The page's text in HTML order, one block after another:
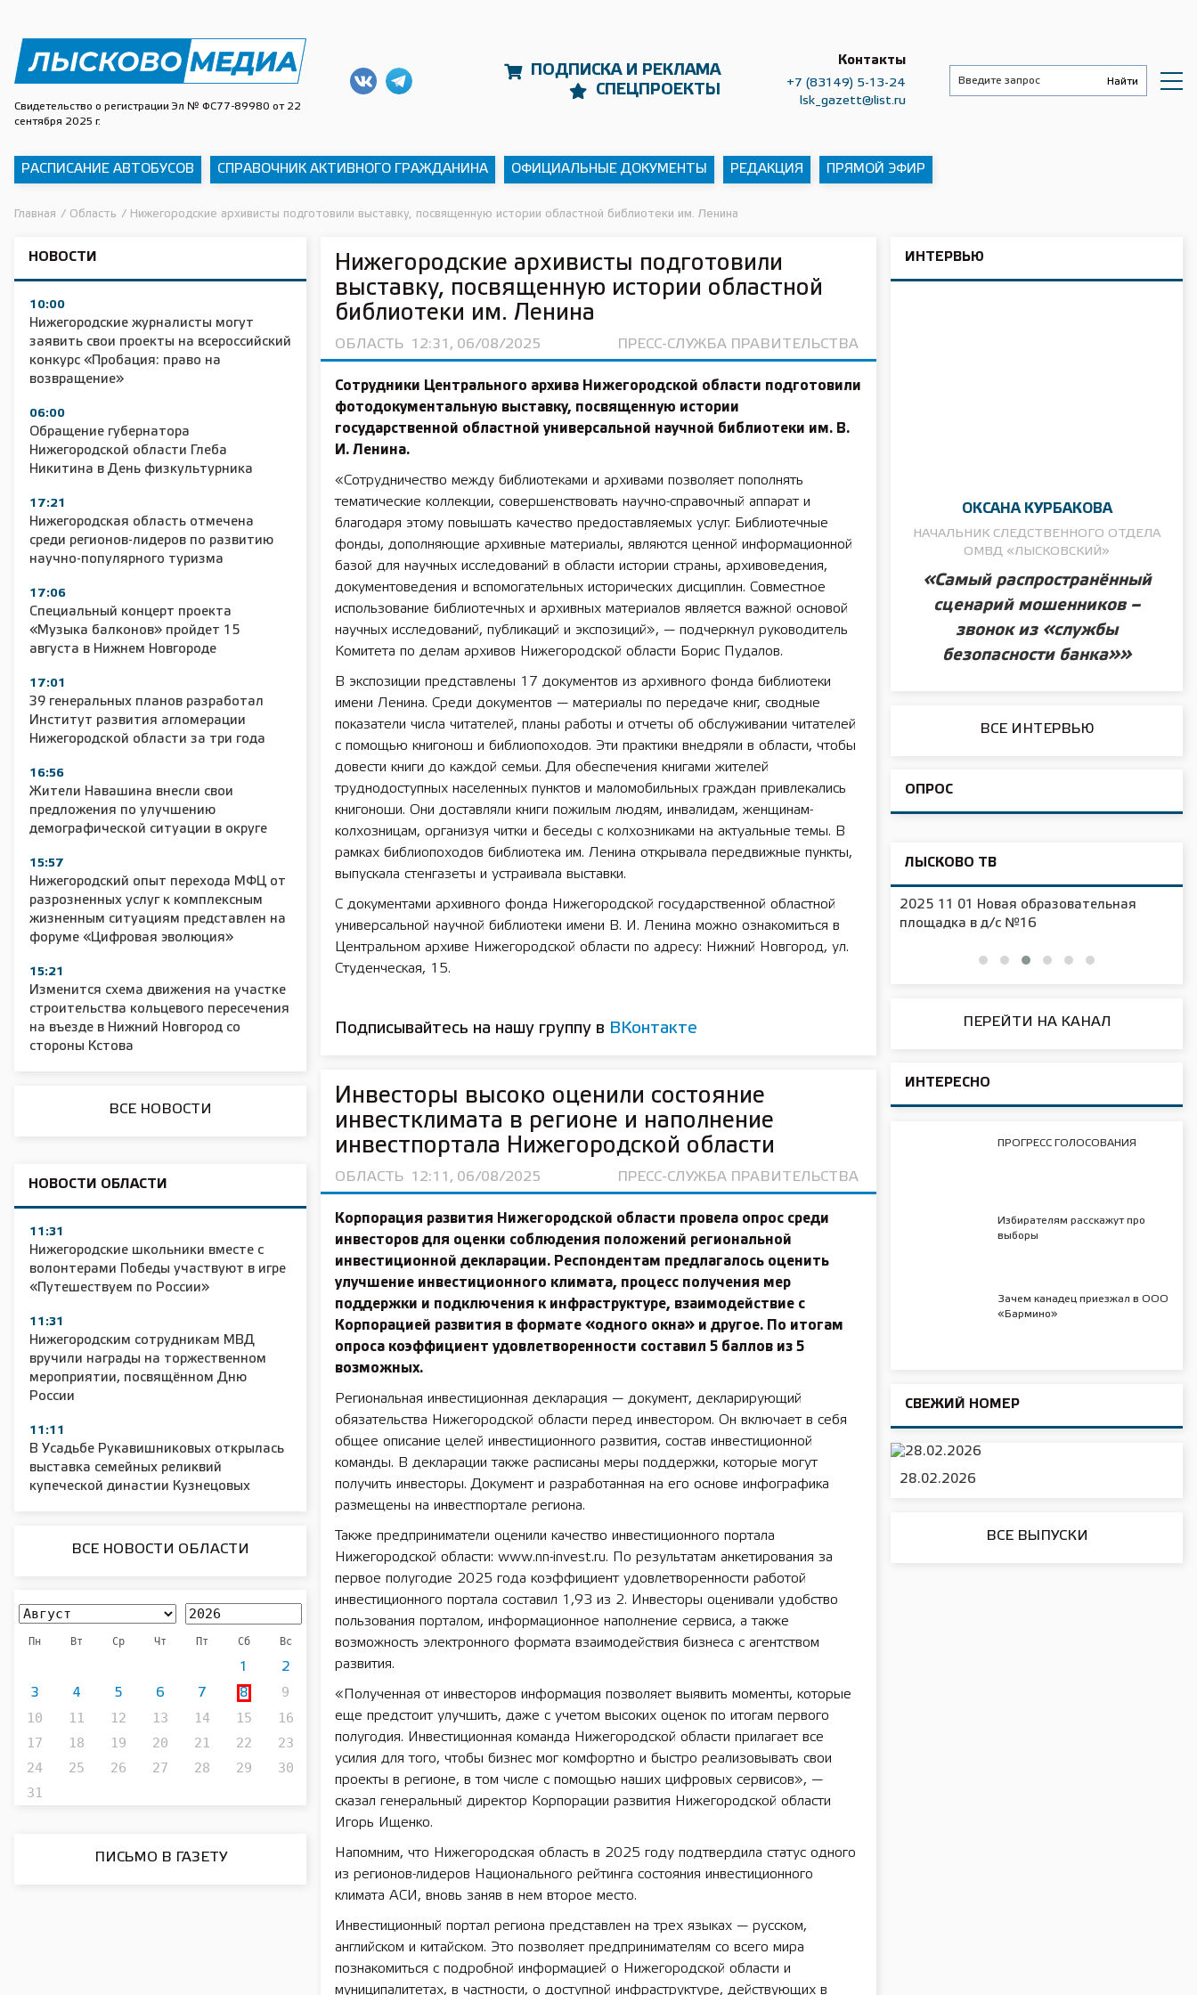
Свидетельство о регистрации Эл № ФС77-89980 от 22
сентября 2025 г.
ПОДПИСКА И РЕКЛАМА
СПЕЦПРОЕКТЫ
Контакты
+7 (83149) 5-13-24
lsk_gazett@list.ru
РАСПИСАНИЕ АВТОБУСОВ СПРАВОЧНИК АКТИВНОГО ГРАЖДАНИНА ОФИЦИАЛЬНЫЕ ДОКУМЕНТЫ РЕДАКЦИЯ ПРЯМОЙ ЭФИР
Главная / Область / Нижегородские архивисты подготовили выставку, посвященную истории областной библиотеки им. Ленина
НОВОСТИ
10:00
Нижегородские журналисты могут
заявить свои проекты на всероссийский
конкурс «Пробация: право на
возвращение»
06:00
Обращение губернатора
Нижегородской области Глеба
Никитина в День физкультурника
17:21
Нижегородская область отмечена
среди регионов-лидеров по развитию
научно-популярного туризма
17:06
Специальный концерт проекта
«Музыка балконов» пройдет 15
августа в Нижнем Новгороде
17:01
39 генеральных планов разработал
Институт развития агломерации
Нижегородской области за три года
16:56
Жители Навашина внесли свои
предложения по улучшению
демографической ситуации в округе
15:57
Нижегородский опыт перехода МФЦ от
разрозненных услуг к комплексным
жизненным ситуациям представлен на
форуме «Цифровая эволюция»
15:21
Изменится схема движения на участке
строительства кольцевого пересечения
на въезде в Нижний Новгород со
стороны Кстова
ВСЕ НОВОСТИ
НОВОСТИ ОБЛАСТИ
11:31
Нижегородские школьники вместе с
волонтерами Победы участвуют в игре
«Путешествуем по России»
11:31
Нижегородским сотрудникам МВД
вручили награды на торжественном
мероприятии, посвящённом Дню
России
11:11
В Усадьбе Рукавишниковых открылась
выставка семейных реликвий
купеческой династии Кузнецовых
ВСЕ НОВОСТИ ОБЛАСТИ
Пн Вт Ср Чт Пт Сб Вс
1 2
3 4 5 6 7 8
9
10
11 12 13 14 15
16
17
18 19 20 21 22
23
24
25 26 27 28 29
30
31
ПИСЬМО В ГАЗЕТУ
Нижегородские архивисты подготовили
выставку, посвященную истории областной
библиотеки им. Ленина
ОБЛАСТЬ 12:31, 06/08/2025 ПРЕСС-СЛУЖБА ПРАВИТЕЛЬСТВА
Сотрудники Центрального архива Нижегородской области подготовили
фотодокументальную выставку, посвященную истории
государственной областной универсальной научной библиотеки им. В.
И. Ленина.
«Сотрудничество между библиотеками и архивами позволяет пополнять
тематические коллекции, совершенствовать научно-справочный аппарат и
благодаря этому повышать качество предоставляемых услуг. Библиотечные
фонды, дополняющие архивные материалы, являются ценной информационной
базой для научных исследований в области истории страны, архивоведения,
документоведения и вспомогательных исторических дисциплин. Совместное
использование библиотечных и архивных материалов является важной основой
научных исследований, публикаций и экспозиций», — подчеркнул руководитель
Комитета по делам архивов Нижегородской области Борис Пудалов.
В экспозиции представлены 17 документов из архивного фонда библиотеки
имени Ленина. Среди документов — материалы по передаче книг, сводные
показатели числа читателей, планы работы и отчеты об обслуживании читателей
с помощью книгонош и библиопоходов. Эти практики внедряли в области, чтобы
довести книги до каждой семьи. Для обеспечения книгами жителей
труднодоступных населенных пунктов и маломобильных граждан привлекались
книгоноши. Они доставляли книги пожилым людям, инвалидам, женщинам-
колхозницам, организуя читки и беседы с колхозниками на актуальные темы. В
рамках библиопоходов библиотека им. Ленина открывала передвижные пункты,
выпускала стенгазеты и устраивала выставки.
С документами архивного фонда Нижегородской государственной областной
универсальной научной библиотеки имени В. И. Ленина можно ознакомиться в
Центральном архиве Нижегородской области по адресу: Нижний Новгород, ул.
Студенческая, 15.
Подписывайтесь на нашу группу в ВКонтакте
Инвесторы высоко оценили состояние
инвестклимата в регионе и наполнение
инвестпортала Нижегородской области
ОБЛАСТЬ 12:11, 06/08/2025 ПРЕСС-СЛУЖБА ПРАВИТЕЛЬСТВА
Корпорация развития Нижегородской области провела опрос среди
инвесторов для оценки соблюдения положений региональной
инвестиционной декларации. Респондентам предлагалось оценить
улучшение инвестиционного климата, процесс получения мер
поддержки и подключения к инфраструктуре, взаимодействие с
Корпорацией развития в формате «одного окна» и другое. По итогам
опроса коэффициент удовлетворенности составил 5 баллов из 5
возможных.
Региональная инвестиционная декларация — документ, декларирующий
обязательства Нижегородской области перед инвестором. Он включает в себя
общее описание целей инвестиционного развития, состав инвестиционной
команды. В декларации также расписаны меры поддержки, которые могут
получить инвесторы. Документ и разработанная на его основе инфографика
размещены на инвестпортале региона.
Также предприниматели оценили качество инвестиционного портала
Нижегородской области: www.nn-invest.ru. По результатам анкетирования за
первое полугодие 2025 года коэффициент удовлетворенности работой
инвестиционного портала составил 1,93 из 2. Инвесторы оценивали удобство
пользования порталом, информационное наполнение сервиса, а также
возможность электронного формата взаимодействия бизнеса с агентством
развития.
«Полученная от инвесторов информация позволяет выявить моменты, которые
еще предстоит улучшить, даже с учетом высоких оценок по итогам первого
полугодия. Инвестиционная команда Нижегородской области прилагает все
усилия для того, чтобы бизнес мог комфортно и быстро реализовывать свои
проекты в регионе, в том числе с помощью наших цифровых сервисов», —
сказал генеральный директор Корпорации развития Нижегородской области
Игорь Ищенко.
Напомним, что Нижегородская область в 2025 году подтвердила статус одного
из регионов-лидеров Национального рейтинга состояния инвестиционного
климата АСИ, вновь заняв в нем второе место.
Инвестиционный портал региона представлен на трех языках — русском,
английском и китайском. Это позволяет предпринимателям со всего мира
познакомиться с подробной информацией о Нижегородской области и
муниципалитетах, в частности, о доступной инфраструктуре, действующих в
ИНТЕРВЬЮ
ОКСАНА КУРБАКОВА
НАЧАЛЬНИК СЛЕДСТВЕННОГО ОТДЕЛА
ОМВД «ЛЫСКОВСКИЙ»
«Самый распространённый
сценарий мошенников –
звонок из «службы
безопасности банка»»
ВСЕ ИНТЕРВЬЮ
ОПРОС
ЛЫСКОВО ТВ
11 01 Сельское хозяйство 2025 2025 11 01 55 лет СОШ №2
2025 11 01 Земли
сельскохозяйственного назначения
2025 11 01 Новая образовательная
площадка в д/с №16
ПЕРЕЙТИ НА КАНАЛ
ИНТЕРЕСНО
ПРОГРЕСС ГОЛОСОВАНИЯ
Избирателям расскажут про
выборы
Зачем канадец приезжал в ООО
«Бармино»
СВЕЖИЙ НОМЕР
28.02.2026
ВСЕ ВЫПУСКИ